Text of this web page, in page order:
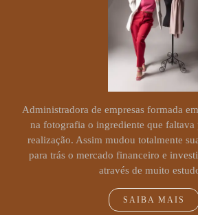
Administradora de empresas formada
na fotografia o ingrediente que faltava
realização. Assim mudou totalmente
para trás o mercado financeiro e
através de muito
SAIBA MAIS